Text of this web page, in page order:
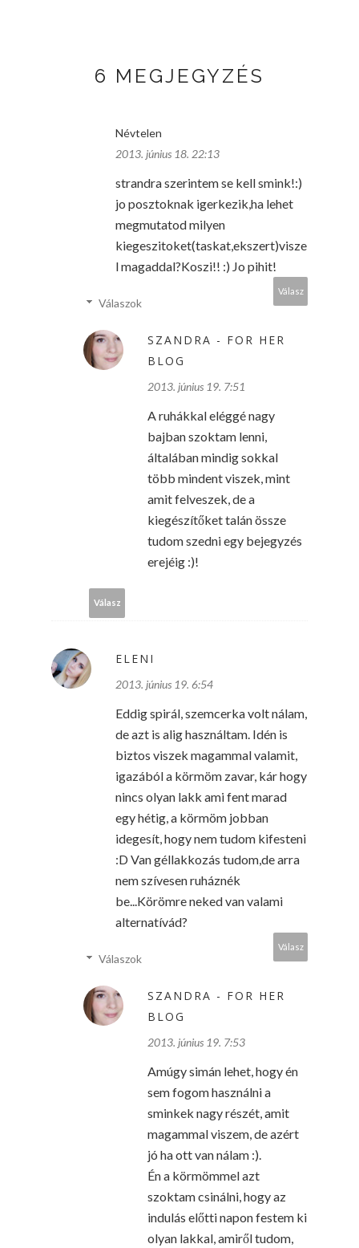
6 MEGJEGYZÉS
Névtelen
2013. június 18. 22:13
strandra szerintem se kell smink!:)
jo posztoknak igerkezik,ha lehet
megmutatod milyen
kiegeszitoket(taskat,ekszert)visze
l magaddal?Koszi!! :) Jo pihit!
Válasz
Válaszok
SZANDRA - FOR HER
BLOG
2013. június 19. 7:51
A ruhákkal eléggé nagy
bajban szoktam lenni,
általában mindig sokkal
több mindent viszek, mint
amit felveszek, de a
kiegészítőket talán össze
tudom szedni egy bejegyzés
erejéig :)!
Válasz
ELENI
2013. június 19. 6:54
Eddig spirál, szemcerka volt nálam,
de azt is alig használtam. Idén is
biztos viszek magammal valamit,
igazából a körmöm zavar, kár hogy
nincs olyan lakk ami fent marad
egy hétig, a körmöm jobban
idegesít, hogy nem tudom kifesteni
:D Van géllakkozás tudom,de arra
nem szívesen ruháznék
be...Körömre neked van valami
alternatívád?
Válasz
Válaszok
SZANDRA - FOR HER
BLOG
2013. június 19. 7:53
Amúgy simán lehet, hogy én
sem fogom használni a
sminkek nagy részét, amit
magammal viszem, de azért
jó ha ott van nálam :).
Én a körmömmel azt
szoktam csinálni, hogy az
indulás előtti napon festem ki
olyan lakkal, amiről tudom,